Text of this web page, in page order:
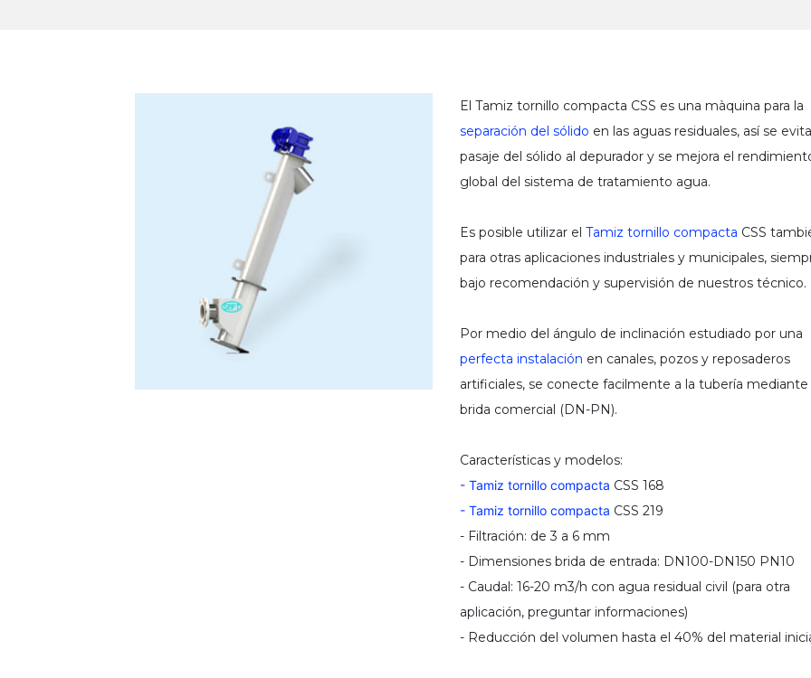
El Tamiz tornillo compacta CSS es una màquina para la
separación del sólido en las aguas residuales, así se
pasaje del sólido al depurador y se mejora el
global del sistema de tratamiento agua.
Es posible utilizar el Tamiz tornillo compacta CSS
para otras aplicaciones industriales y municipales,
bajo recomendación y supervisión de nuestros técnico.
Por medio del ángulo de inclinación estudiado por una
perfecta instalación en canales, pozos y reposaderos
artificiales, se conecte facilmente a la tubería mediante
brida comercial (DN-PN).
Características y modelos:
- Tamiz tornillo compacta CSS 168
- Tamiz tornillo compacta CSS 219
- Filtración: de 3 a 6 mm
- Dimensiones brida de entrada: DN100-DN150 PN10
- Caudal: 16-20 m3/h con agua residual civil (para otra
aplicación, preguntar informaciones)
- Reducción del volumen hasta el 40% del material